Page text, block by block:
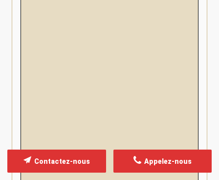
Appelez-nous
Contactez-nous